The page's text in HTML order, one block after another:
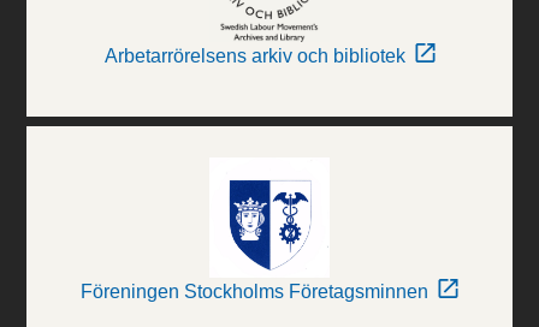
Arbetarrörelsens arkiv och bibliotek
Föreningen Stockholms Företagsminnen